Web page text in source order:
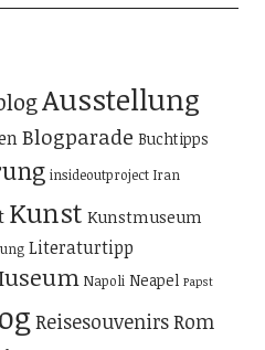
Ausstellung
Blogparade Buchtipps
insideoutproject Iran
Kunst Kunstmuseum
Literaturtipp
Napoli Neapel Papst
ReisesouvenirsRom